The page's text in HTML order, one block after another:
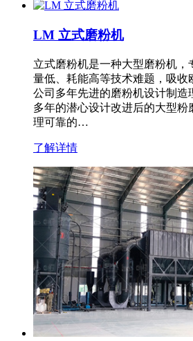
LM 立式磨粉机
立式磨粉机是一种大型磨粉机，
量低、耗能高等技术难题，吸收
公司多年先进的磨粉机设计制造
多年的潜心设计改进后的大型粉
理可靠的…
了解详情